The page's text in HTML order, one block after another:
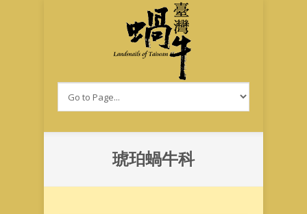
琥珀蝸牛科